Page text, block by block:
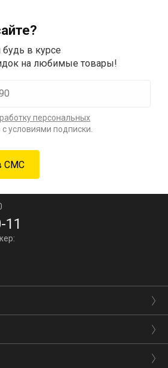
будь в курсе
на любимые товары!
персональных
с условиями подписки.
11